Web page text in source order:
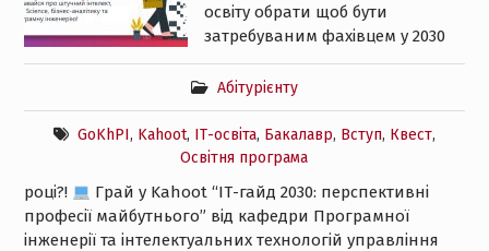
Абітурієнту
GoKhPI, Kahoot, ІТ-освіта, Бакалавр, Вступ, Квест,
Освітня програма
освіту обрати щоб бути
затребуваним фахівцем у 2030
році?!
Грай у Kahoot “ІТ-гайд 2030: перспективні
професії майбутнього” від кафедри Програмної
інженерії та інтелектуальних технологій управління